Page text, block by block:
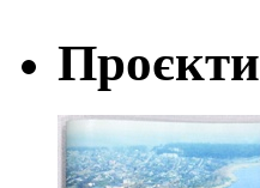
Проєкти